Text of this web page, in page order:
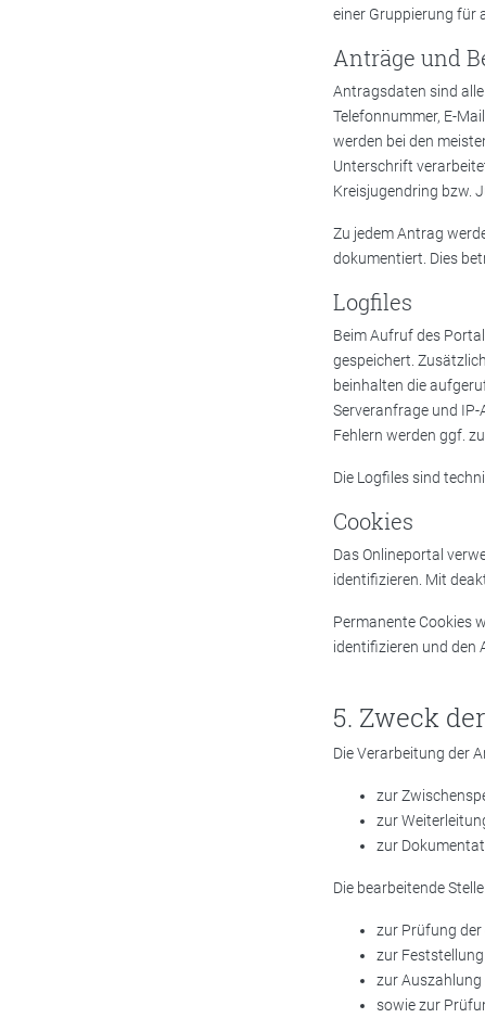
einer Gruppierung für
Anträge und
Antragsdaten sind
Telefonnummer, E-
werden bei den
Unterschrift
Kreisjugendring bzw.
Zu jedem Antrag
dokumentiert. Dies
Logfiles
Beim Aufruf des
gespeichert.
beinhalten die
Serveranfrage und
Fehlern werden ggf.
Die Logfiles sind
Cookies
Das Onlineportal
identifizieren. Mit
Permanente Cookies
identifizieren und den
Zweck
Die Verarbeitung der
zur
zur
zur
Die bearbeitende
zur Prüfung der
zur
zur
sowie zur